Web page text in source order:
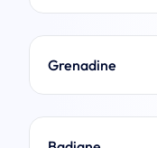
Grenadine